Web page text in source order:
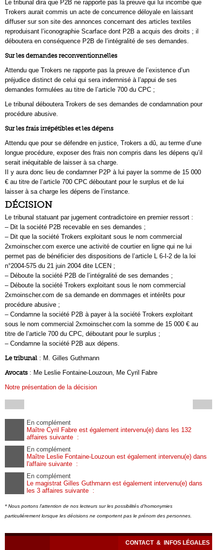
Le tribunal dira que P2B ne rapporte pas la preuve qui lui incombe que
Trokers aurait commis un acte de concurrence déloyale en laissant
diffuser sur son site des annonces concernant des articles textiles
reproduisant l’iconographie Scarface dont P2B a acquis des droits ; il
déboutera en conséquence P2B de l’intégralité de ses demandes.
Sur les demandes reconventionnelles
Attendu que Trokers ne rapporte pas la preuve de l’existence d’un
préjudice distinct de celui qui sera indemnisé à l’appui de ses
demandes formulées au titre de l’article 700 du CPC ;
Le tribunal déboutera Trokers de ses demandes de condamnation pour
procédure abusive.
Sur les frais irrépétibles et les dépens
Attendu que pour se défendre en justice, Trokers a dû, au terme d’une
longue procédure, exposer des frais non compris dans les dépens qu’il
serait inéquitable de laisser à sa charge.
II y aura donc lieu de condamner P2P à lui payer la somme de 15 000
€ au titre de l’article 700 CPC déboutant pour le surplus et de lui
laisser à sa charge les dépens de l’instance.
DÉCISION
Le tribunal statuant par jugement contradictoire en premier ressort :
– Dit la société P2B recevable en ses demandes ;
– Dit que la société Trokers exploitant sous le nom commercial
2xmoinscher.com exerce une activité de courtier en ligne qui ne lui
permet pas de bénéficier des dispositions de l’article L 6-I-2 de la loi
n°2004-575 du 21 juin 2004 dite LCEN ;
– Déboute la société P2B de l’intégralité de ses demandes ;
– Déboute la société Trokers exploitant sous le nom commercial
2xmoinscher.com de sa demande en dommages et intérêts pour
procédure abusive ;
– Condamne la société P2B à payer à la société Trokers exploitant
sous le nom commercial 2xmoinscher.com la somme de 15 000 € au
titre de l’article 700 du CPC, déboutant pour le surplus ;
– Condamne la société P2B aux dépens.
Le tribunal : M. Gilles Guthmann
Avocats : Me Leslie Fontaine-Louzoun, Me Cyril Fabre
Notre présentation de la décision
En complément
Maître Cyril Fabre est également intervenu(e) dans les 132
affaires suivante :
En complément
Maître Leslie Fontaine-Louzoun est également intervenu(e) dans
l'affaire suivante :
En complément
Le magistrat Gilles Guthmann est également intervenu(e) dans
les 3 affaires suivante :
* Nous portons l'attention de nos lecteurs sur les possibilités d'homonymies
particuliérement lorsque les décisions ne comportent pas le prénom des personnes.
CONTACT & INFOS LÉGALES